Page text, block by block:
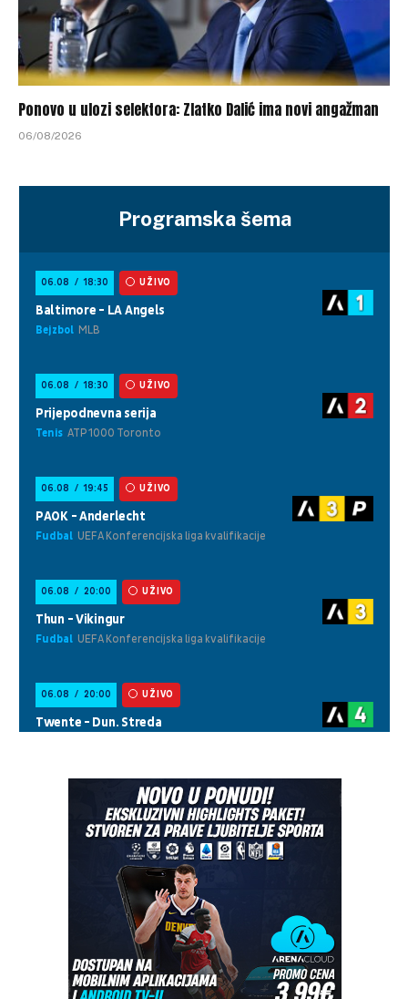
Ponovo u ulozi selektora: Zlatko Dalić ima novi angažman
06/08/2026
Programska šema